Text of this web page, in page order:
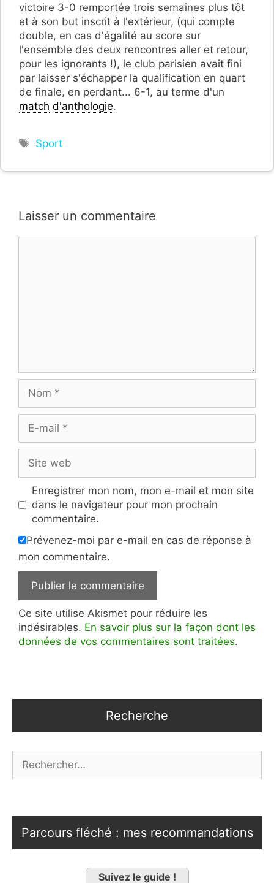
victoire 3-0 remportée trois semaines plus tôt
et à son but inscrit à l'extérieur, (qui compte
double, en cas d'égalité au score sur
l'ensemble des deux rencontres aller et retour,
pour les ignorants !), le club parisien avait fini
par laisser s'échapper la qualification en quart
de finale, en perdant... 6-1, au terme d'un
match d'anthologie.
Étiquettes
Sport
Laisser un commentaire
mail
web
Enregistrer mon nom, mon e-mail et mon site
dans le navigateur pour mon prochain
commentaire.
Prévenez-moi par e-mail en cas de réponse à
mon commentaire.
Ce site utilise Akismet pour réduire les
indésirables. En savoir plus sur la façon dont les
données de vos commentaires sont traitées.
Recherche
Parcours fléché : mes recommandations
Suivez le guide !